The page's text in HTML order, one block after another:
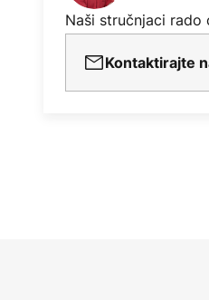
Naši stručnjaci rado
Kontaktirajte